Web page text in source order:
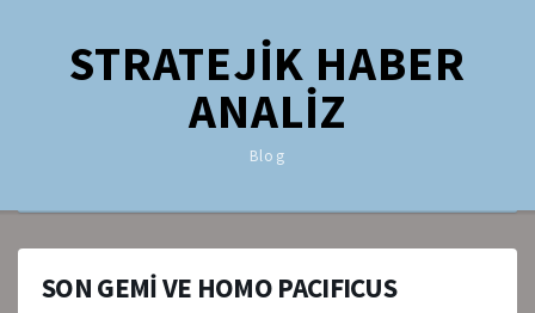
STRATEJİK HABER
ANALİZ
Blog
SON GEMİ VE HOMO PACIFICUS